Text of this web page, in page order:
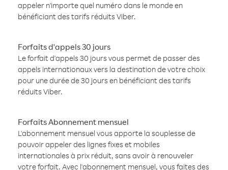
appeler n'importe quel numéro dans le monde en
bénéficiant des tarifs réduits Viber.
Forfaits d'appels 30 jours
Le forfait d'appels 30 jours vous permet de passer des
appels internationaux vers la destination de votre choix
pour une durée de 30 jours en bénéficiant des tarifs
réduits Viber.
Forfaits Abonnement mensuel
L'abonnement mensuel vous apporte la souplesse de
pouvoir appeler des lignes fixes et mobiles
internationales à prix réduit, sans avoir à renouveler
votre forfait. Avec l'abonnement mensuel, vous faites des